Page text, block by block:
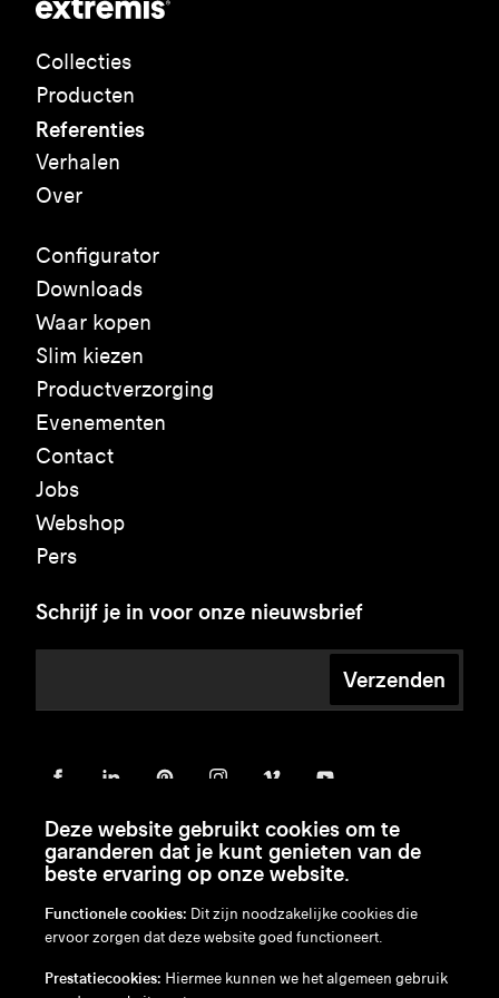
Collecties
Producten
Referenties
Verhalen
Over
Configurator
Downloads
Waar kopen
Slim kiezen
Productverzorging
Evenementen
Contact
Jobs
Webshop
Pers
Schrijf je in voor onze nieuwsbrief
Verzenden
en/nl/fr/de
Deze website gebruikt cookies om te
garanderen dat je kunt genieten van de
beste ervaring op onze website.
Functionele cookies: Dit zijn noodzakelijke cookies die
ervoor zorgen dat deze website goed functioneert.
Prestatiecookies: Hiermee kunnen we het algemeen gebruik